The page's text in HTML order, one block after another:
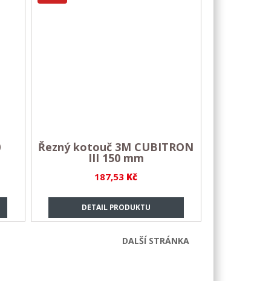
187,53 Kč
DETAIL PRODUKTU
Řezný kotouč 3M CUBITRON
III 150 mm
DALŠÍ STRÁNKA